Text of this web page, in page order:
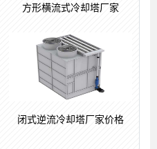
方形横流式冷却塔厂家
闭式逆流冷却塔厂家价格